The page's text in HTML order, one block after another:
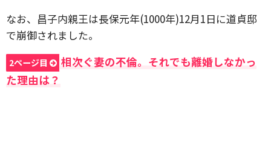
なお、昌子内親王は長保元年(1000年)12月1日に道貞邸
で崩御されました。
2ページ目
相次ぐ妻の不倫。それでも離婚しなかっ
た理由は？